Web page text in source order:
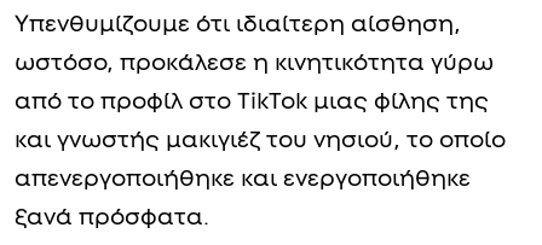
Υπενθυμίζουμε ότι ιδιαίτερη αίσθηση,
ωστόσο, προκάλεσε η κινητικότητα γύρω
από το προφίλ στο TikTok μιας φίλης της
και γνωστής μακιγιέζ του νησιού, το οποίο
απενεργοποιήθηκε και ενεργοποιήθηκε
ξανά πρόσφατα.